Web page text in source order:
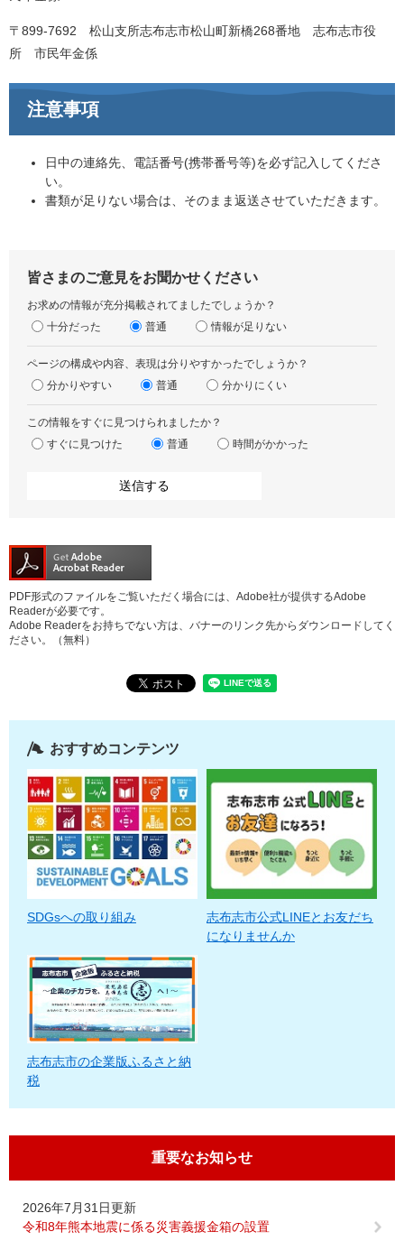
〒899-7692 松山支所志布志市松山町新橋268番地 志布志市役
所 市民年金係
注意事項
日中の連絡先、電話番号(携帯番号等)を必ず記入してくださ
い。
書類が足りない場合は、そのまま返送させていただきます。
皆さまのご意見をお聞かせください
お求めの情報が充分掲載されてましたでしょうか？
十分だった
普通 情報が足りない
ページの構成や内容、表現は分りやすかったでしょうか？
分かりやすい
普通 分かりにくい
この情報をすぐに見つけられましたか？
すぐに見つけた
普通 時間がかかった
PDF形式のファイルをご覧いただく場合には、Adobe社が提供するAdobe
Readerが必要です。
Adobe Readerをお持ちでない方は、バナーのリンク先からダウンロードしてく
ださい。（無料）
おすすめコンテンツ
SDGsへの取り組み
志布志市公式LINEとお友だち
になりませんか
志布志市の企業版ふるさと納
税
重要なお知らせ
2026年7月31日更新
令和8年熊本地震に係る災害義援金箱の設置